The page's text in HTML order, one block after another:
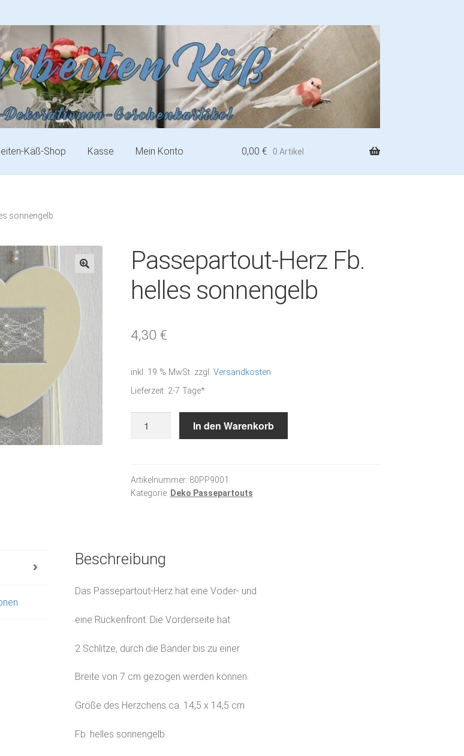
Käß-Shop Kasse Mein Konto 0,00 € 0 Artikel
sonnengelb
Passepartout-Herz Fb.
helles sonnengelb
4,30 €
inkl. 19 % MwSt. zzgl. Versandkosten
Lieferzeit: 2-7 Tage*
sonnengelb
Menge
In den Warenkorb
Artikelnummer: 80PP9001
Kategorie: Deko Passepartouts
Beschreibung
Das Passepartout-Herz hat eine Voder- und
eine Rückenfront. Die Vorderseite hat
2 Schlitze, durch die Bänder bis zu einer
Breite von 7 cm gezogen werden können.
Größe des Herzchens ca. 14,5 x 14,5 cm
Fb. helles sonnengelb